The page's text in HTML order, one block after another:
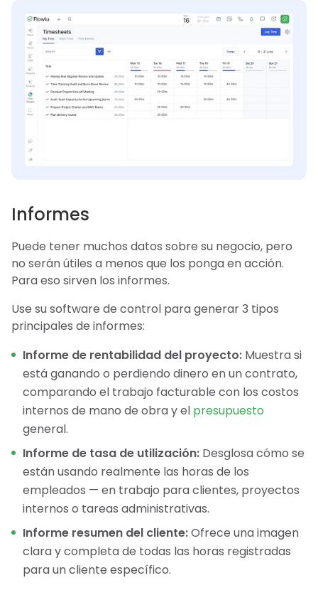
Informes
Puede tener muchos datos sobre su negocio, pero
no serán útiles a menos que los ponga en acción.
Para eso sirven los informes.
Use su software de control para generar 3 tipos
principales de informes:
Informe de rentabilidad del proyecto: Muestra si
está ganando o perdiendo dinero en un contrato,
comparando el trabajo facturable con los costos
internos de mano de obra y el presupuesto
general.
Informe de tasa de utilización: Desglosa cómo se
están usando realmente las horas de los
empleados — en trabajo para clientes, proyectos
internos o tareas administrativas.
Informe resumen del cliente:Ofrece una imagen
clara y completa de todas las horas registradas
para un cliente específico.